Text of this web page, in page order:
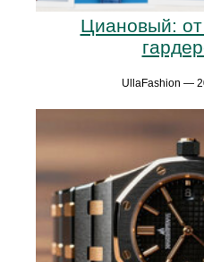
Циановый:
UllaFashion —